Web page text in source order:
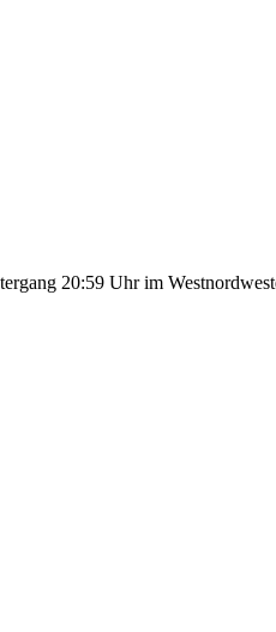
20:59 Uhr im